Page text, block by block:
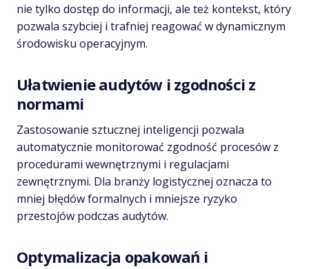
nie tylko dostęp do informacji, ale też kontekst, który
pozwala szybciej i trafniej reagować w dynamicznym
środowisku operacyjnym.
Ułatwienie audytów i zgodności z
normami
Zastosowanie sztucznej inteligencji pozwala
automatycznie monitorować zgodność procesów z
procedurami wewnętrznymi i regulacjami
zewnętrznymi. Dla branży logistycznej oznacza to
mniej błędów formalnych i mniejsze ryzyko
przestojów podczas audytów.
Optymalizacja opakowań i